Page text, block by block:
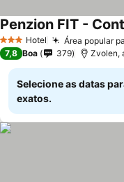
3 EstrelasHotel Área popular
Penzion FIT -
7,8 Boa 379 Zvolen,
Selecione as datas
exatos.